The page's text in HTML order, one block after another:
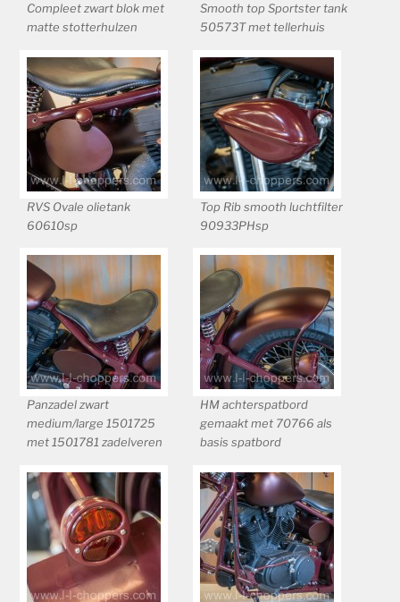
Compleet zwart blok met
matte stotterhulzen
Smooth top Sportster tank
50573T met tellerhuis
RVS Ovale olietank
60610sp
Top Rib smooth luchtfilter
90933PHsp
Panzadel zwart
medium/large 1501725
met 1501781 zadelveren
HM achterspatbord
gemaakt met 70766 als
basis spatbord